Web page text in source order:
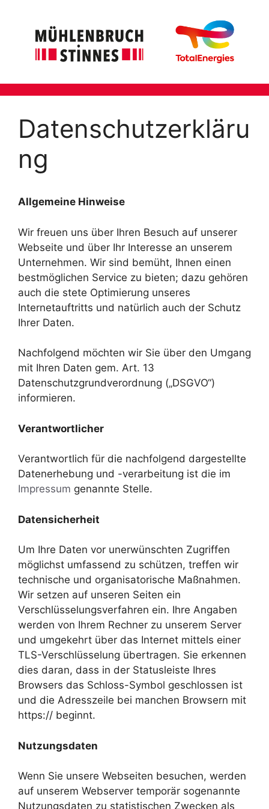
springen
Datenschutzerkläru
ng
Allgemeine Hinweise
Wir freuen uns über Ihren Besuch auf unserer
Webseite und über Ihr Interesse an unserem
Unternehmen. Wir sind bemüht, Ihnen einen
bestmöglichen Service zu bieten; dazu gehören
auch die stete Optimierung unseres
Internetauftritts und natürlich auch der Schutz
Ihrer Daten.
Nachfolgend möchten wir Sie über den Umgang
mit Ihren Daten gem. Art. 13
Datenschutzgrundverordnung („DSGVO“)
informieren.
Verantwortlicher
Verantwortlich für die nachfolgend dargestellte
Datenerhebung und -verarbeitung ist die im
Impressum genannte Stelle.
Datensicherheit
Um Ihre Daten vor unerwünschten Zugriffen
möglichst umfassend zu schützen, treffen wir
technische und organisatorische Maßnahmen.
Wir setzen auf unseren Seiten ein
Verschlüsselungsverfahren ein. Ihre Angaben
werden von Ihrem Rechner zu unserem Server
und umgekehrt über das Internet mittels einer
TLS-Verschlüsselung übertragen. Sie erkennen
dies daran, dass in der Statusleiste Ihres
Browsers das Schloss-Symbol geschlossen ist
und die Adresszeile bei manchen Browsern mit
https:// beginnt.
Nutzungsdaten
Wenn Sie unsere Webseiten besuchen, werden
auf unserem Webserver temporär sogenannte
Nutzungsdaten zu statistischen Zwecken als